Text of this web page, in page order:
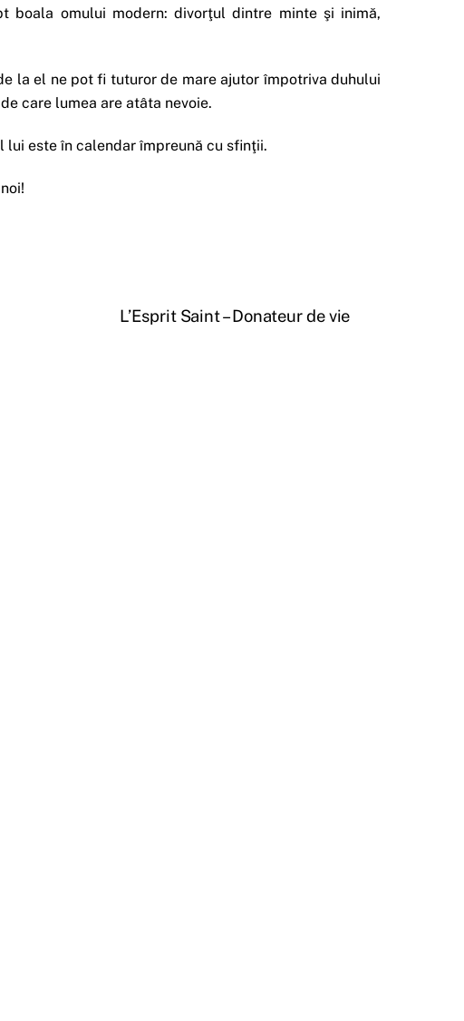
boala omului modern: divorţul dintre minte şi inimă,
la el ne pot fi tuturor de mare ajutor împotriva duhului
care lumea are atâta nevoie.
lui este în calendar împreună cu sfinţii.
L’Esprit Saint – Donateur de vie